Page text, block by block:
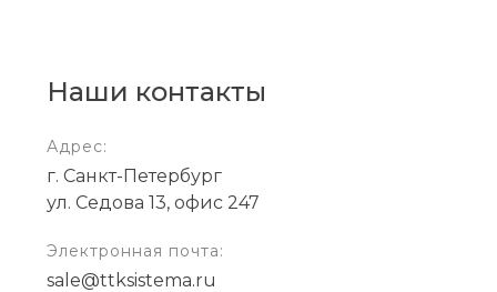
Наши контакты
Адрес:
г. Санкт-Петербург
ул. Седова 13, офис 247
Электронная почта:
sale@ttksistema.ru